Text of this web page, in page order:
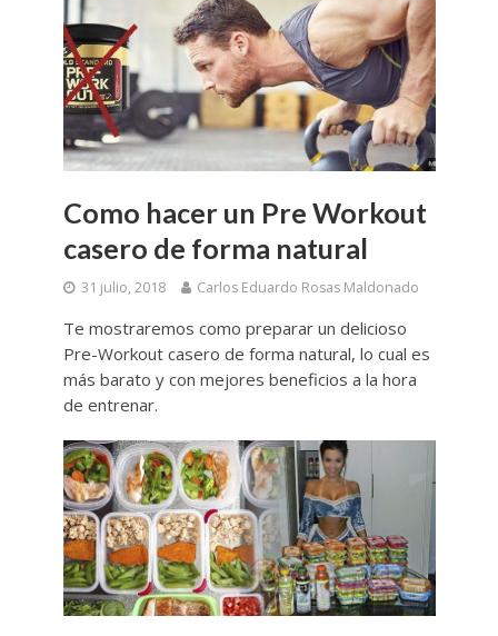
Como hacer un Pre Workout
casero de forma natural
31 julio, 2018 Carlos Eduardo Rosas Maldonado
Te mostraremos como preparar un delicioso
Pre-Workout casero de forma natural, lo cual es
más barato y con mejores beneficios a la hora
de entrenar.